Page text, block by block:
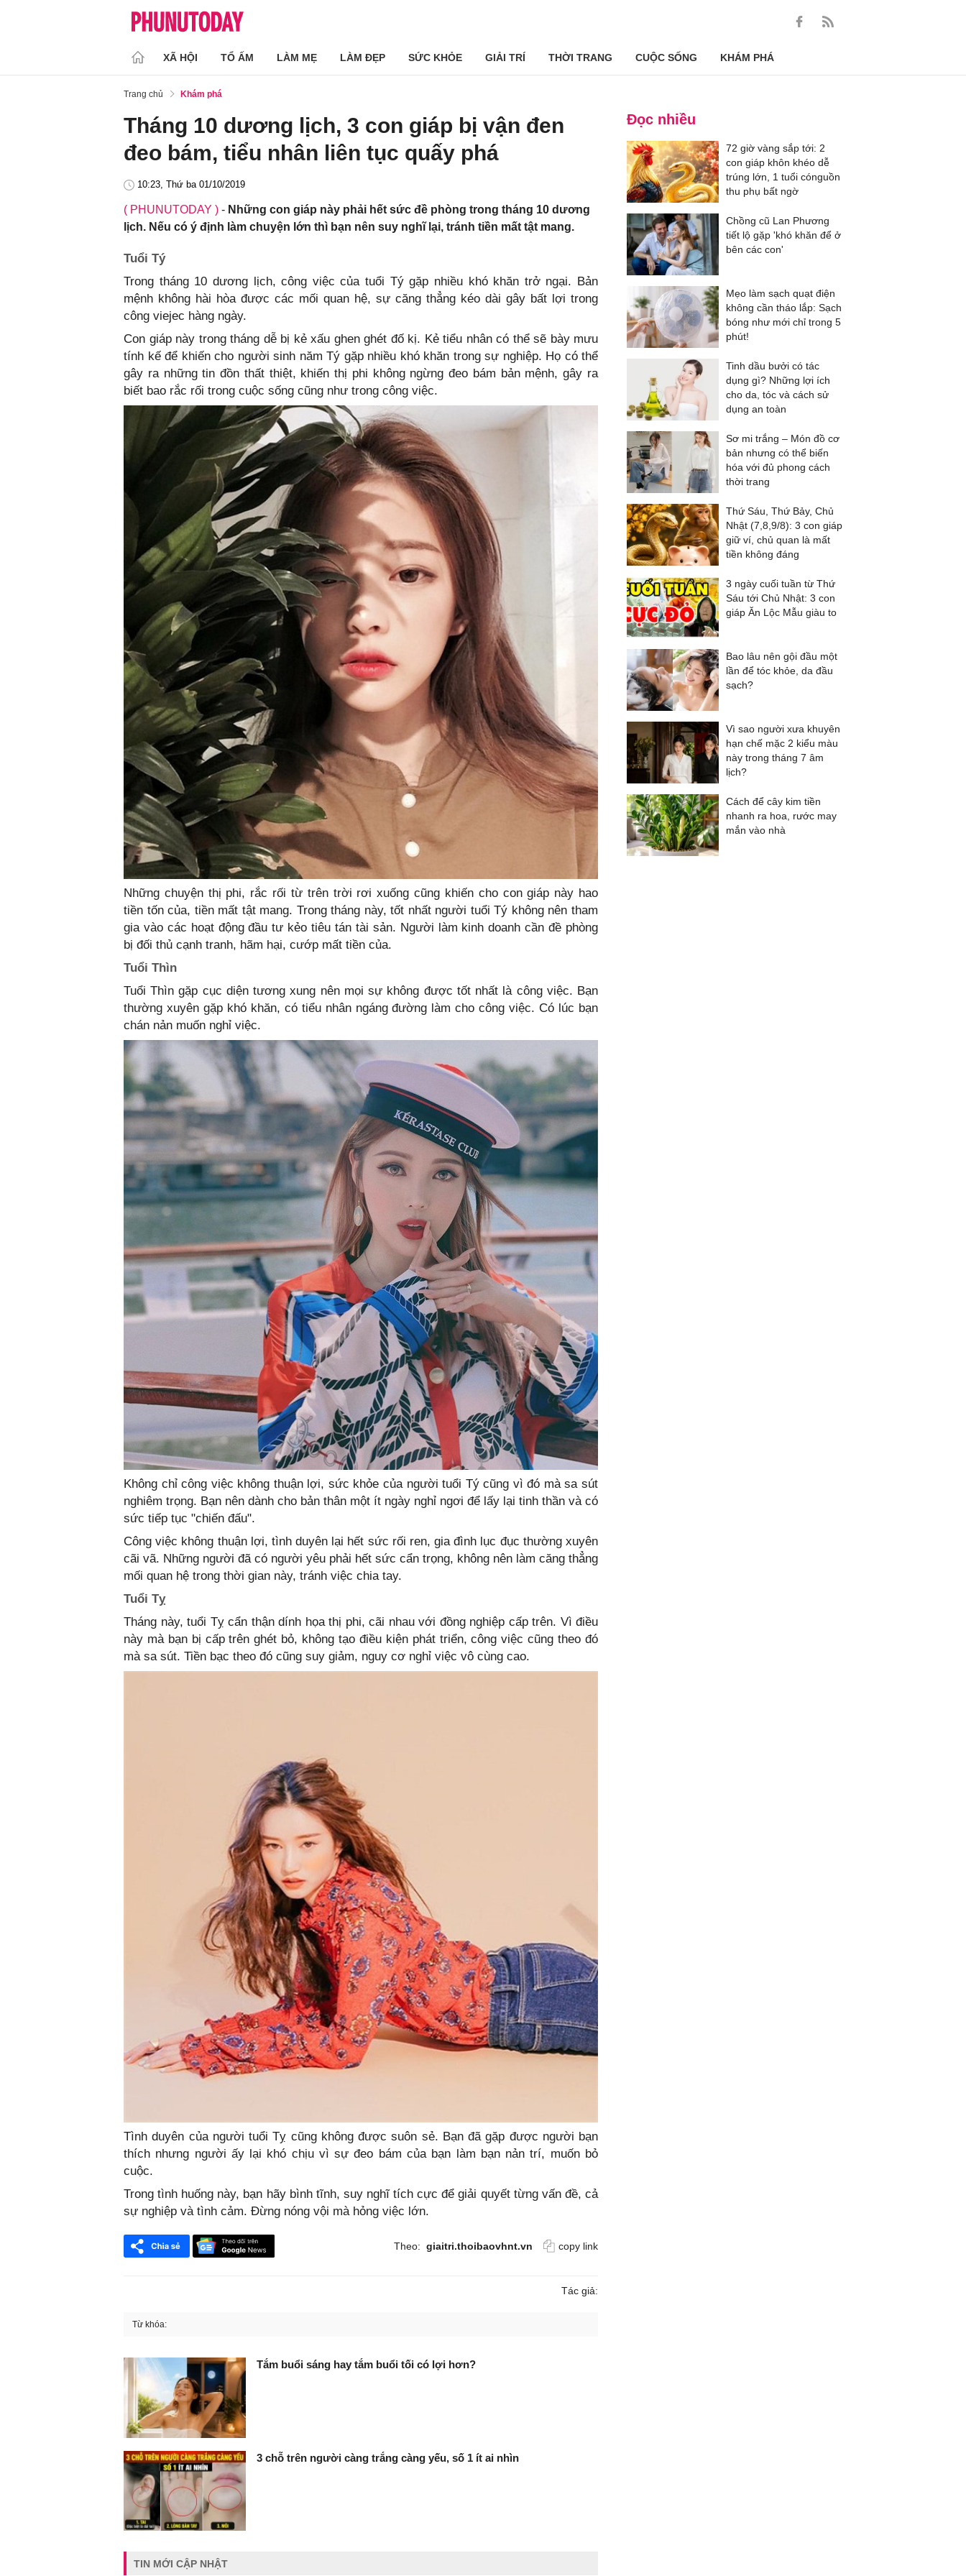
XÃ HỘI TỔ ẤM LÀM MẸ LÀM ĐẸP SỨC KHỎE GIẢI TRÍ THỜI TRANG CUỘC SỐNG KHÁM PHÁ
Trang chủ Khám phá
Tháng 10 dương lịch, 3 con giáp bị vận đen
đeo bám, tiểu nhân liên tục quấy phá
10:23, Thứ ba 01/10/2019
( PHUNUTODAY ) - Những con giáp này phải hết sức đề phòng trong tháng 10 dương
lịch. Nếu có ý định làm chuyện lớn thì bạn nên suy nghĩ lại, tránh tiền mất tật mang.
Tuổi Tý
Trong tháng 10 dương lịch, công việc của tuổi Tý gặp nhiều khó khăn trở ngại. Bản
mệnh không hài hòa được các mối quan hệ, sự căng thẳng kéo dài gây bất lợi trong
công viejec hàng ngày.
Con giáp này trong tháng dễ bị kẻ xấu ghen ghét đố kị. Kẻ tiểu nhân có thể sẽ bày mưu
tính kế để khiến cho người sinh năm Tý gặp nhiều khó khăn trong sự nghiệp. Họ có thể
gây ra những tin đồn thất thiệt, khiến thị phi không ngừng đeo bám bản mệnh, gây ra
biết bao rắc rối trong cuộc sống cũng như trong công việc.
Những chuyện thị phi, rắc rối từ trên trời rơi xuống cũng khiến cho con giáp này hao
tiền tốn của, tiền mất tật mang. Trong tháng này, tốt nhất người tuổi Tý không nên tham
gia vào các hoạt động đầu tư kẻo tiêu tán tài sản. Người làm kinh doanh cần đề phòng
bị đối thủ cạnh tranh, hãm hại, cướp mất tiền của.
Tuổi Thìn
Tuổi Thìn gặp cục diện tương xung nên mọi sự không được tốt nhất là công việc. Bạn
thường xuyên gặp khó khăn, có tiểu nhân ngáng đường làm cho công việc. Có lúc bạn
chán nản muốn nghỉ việc.
Không chỉ công việc không thuận lợi, sức khỏe của người tuổi Tý cũng vì đó mà sa sút
nghiêm trọng. Bạn nên dành cho bản thân một ít ngày nghỉ ngơi để lấy lại tinh thần và có
sức tiếp tục "chiến đấu".
Công việc không thuận lợi, tình duyên lại hết sức rối ren, gia đình lục đục thường xuyên
cãi vã. Những người đã có người yêu phải hết sức cẩn trọng, không nên làm căng thẳng
mối quan hệ trong thời gian này, tránh việc chia tay.
Tuổi Tỵ
Tháng này, tuổi Tỵ cẩn thận dính họa thị phi, cãi nhau với đồng nghiệp cấp trên. Vì điều
này mà bạn bị cấp trên ghét bỏ, không tạo điều kiện phát triển, công việc cũng theo đó
mà sa sút. Tiền bạc theo đó cũng suy giảm, nguy cơ nghỉ việc vô cùng cao.
Tình duyên của người tuổi Tỵ cũng không được suôn sẻ. Bạn đã gặp được người bạn
thích nhưng người ấy lại khó chịu vì sự đeo bám của bạn làm bạn nản trí, muốn bỏ
cuộc.
Trong tình huống này, bạn hãy bình tĩnh, suy nghĩ tích cực để giải quyết từng vấn đề, cả
sự nghiệp và tình cảm. Đừng nóng vội mà hỏng việc lớn.
Theo: giaitri.thoibaovhnt.vn copy link
Tác giả:
Từ khóa:
Tắm buổi sáng hay tắm buổi tối có lợi hơn?
3 chỗ trên người càng trắng càng yếu, số 1 ít ai nhìn
TIN MỚI CẬP NHẬT
Đọc nhiều
72 giờ vàng sắp tới: 2
con giáp khôn khéo dễ
trúng lớn, 1 tuổi cónguồn
thu phụ bất ngờ
Chồng cũ Lan Phương
tiết lộ gặp 'khó khăn để ở
bên các con'
Mẹo làm sạch quạt điện
không cần tháo lắp: Sạch
bóng như mới chỉ trong 5
phút!
Tinh dầu bưởi có tác
dụng gì? Những lợi ích
cho da, tóc và cách sử
dụng an toàn
Sơ mi trắng – Món đồ cơ
bản nhưng có thể biến
hóa với đủ phong cách
thời trang
Thứ Sáu, Thứ Bảy, Chủ
Nhật (7,8,9/8): 3 con giáp
giữ ví, chủ quan là mất
tiền không đáng
3 ngày cuối tuần từ Thứ
Sáu tới Chủ Nhật: 3 con
giáp Ăn Lộc Mẫu giàu to
Bao lâu nên gội đầu một
lần để tóc khỏe, da đầu
sạch?
Vì sao người xưa khuyên
hạn chế mặc 2 kiểu màu
này trong tháng 7 âm
lịch?
Cách để cây kim tiền
nhanh ra hoa, rước may
mắn vào nhà